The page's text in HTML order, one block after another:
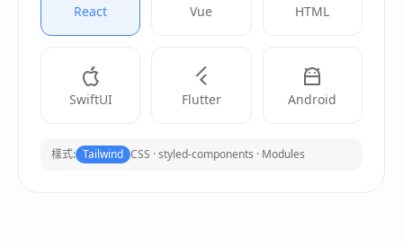
React Vue HTML
SwiftUI Flutter Android
樣式: Tailwind CSS · styled-components · Modules